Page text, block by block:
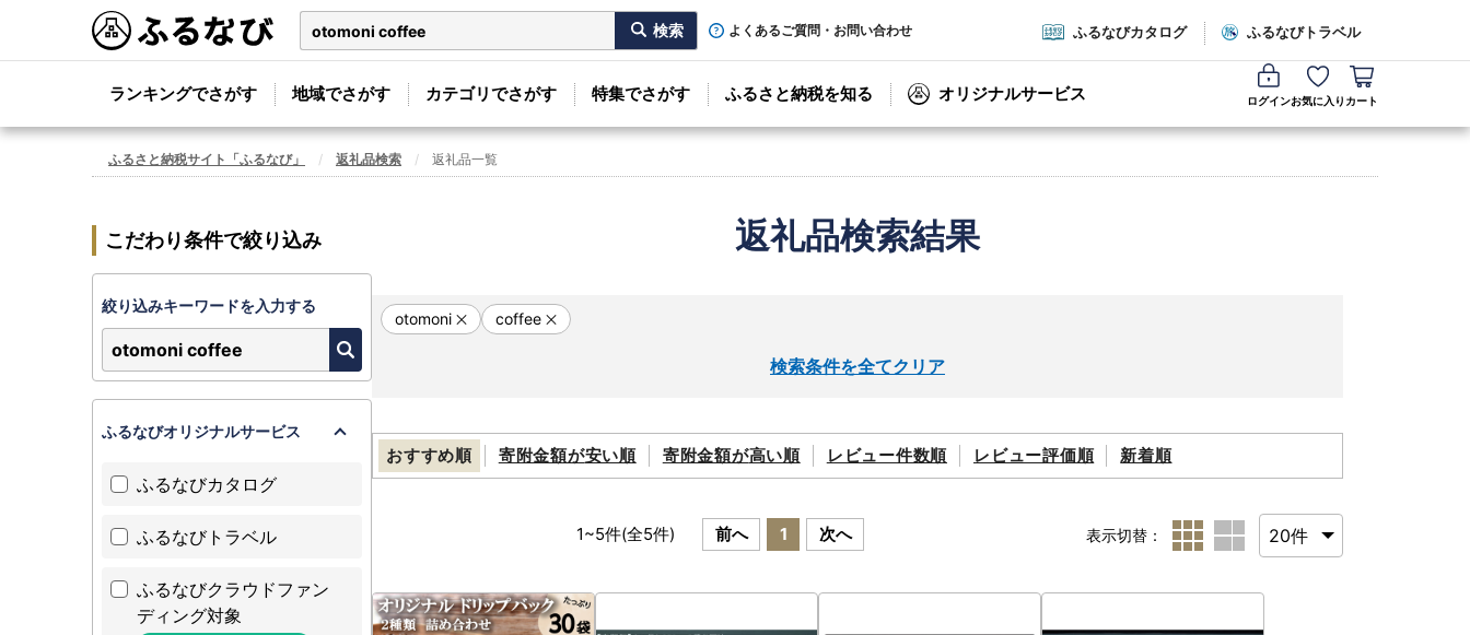
よくあるご質問・お問い合わせ ふるなびカタログ ふるなびトラベル
ランキングでさがす 地域でさがす カテゴリでさがす 特集でさがす ふるさと納税を知る オリジナルサービス ログインお気に入り カート
ふるさと納税サイト「ふるなび」 返礼品検索 返礼品一覧
返礼品検索結果
otomoni coffee
検索条件を全てクリア
おすすめ順 寄附金額が安い順 寄附金額が高い順 レビュー件数順 レビュー評価順 新着順
1~5件(全5件) 前へ 1 次へ 表示切替：
こだわり条件で絞り込み
絞り込みキーワードを入力する
ふるなびオリジナルサービス
ふるなびカタログ
ふるなびトラベル
ふるなびクラウドファン
ディング対象